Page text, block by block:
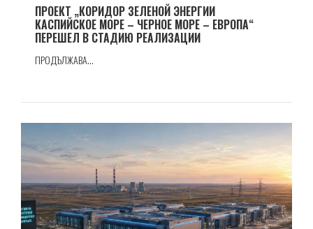
ПРОЕКТ „КОРИДОР ЗЕЛЕНОЙ ЭНЕРГИИ
КАСПИЙСКОЕ МОРЕ – ЧЕРНОЕ МОРЕ – ЕВРОПА“
ПЕРЕШЕЛ В СТАДИЮ РЕАЛИЗАЦИИ
ПРОДЪЛЖАВА...